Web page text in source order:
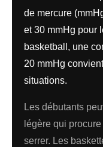
de mercure
et 30 mmHg pour
basketball, une
20 mmHg
situations.
Les débutants
légère qui
serrer. Les